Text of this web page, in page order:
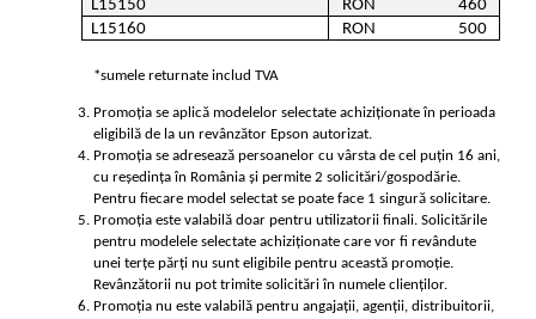
L15150
RON                       460
L15160
RON                       500
*sumele returnate includ TVA
Promoția se aplică modelelor selectate achiziționate în perioada
eligibilă de la un revânzător Epson autorizat.
Promoția se adresează persoanelor cu vârsta de cel puțin 16 ani,
cu reședința în România și permite 2 solicitări/gospodărie.
Pentru fiecare model selectat se poate face 1 singură solicitare.
Promoția este valabilă doar pentru utilizatorii finali. Solicitările
pentru modelele selectate achiziționate care vor fi revândute
unei terțe părți nu sunt eligibile pentru această promoție.
Revânzătorii nu pot trimite solicitări în numele clienților.
Promoția nu este valabilă pentru angajații, agenții, distribuitorii,